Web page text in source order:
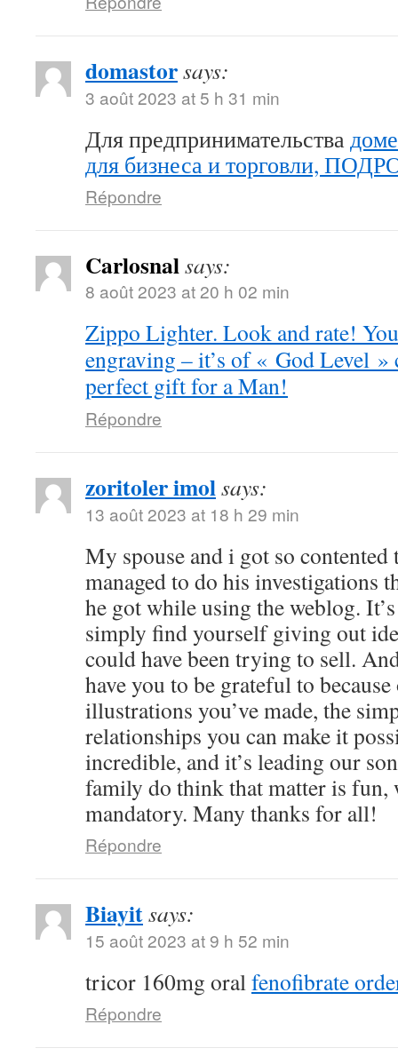
domastorsays:
3 août 2023 at 5 h 31 min
Для предпринимательства
для бизнеса и торговли,
Répondre
Carlosnalsays:
8 août 2023 at 20 h 02 min
Zippo Lighter. Look and rate!
engraving – it’s of « God Level
perfect gift for a Man!
Répondre
zoritoler imolsays:
13 août 2023 at 18 h 29 min
My spouse and i got so contented
managed to do his investigations
he got while using the weblog.
simply find yourself giving out
could have been trying to sell.
have you to be grateful to
illustrations you’ve made, the
relationships you can make it
incredible, and it’s leading our
family do think that matter is
mandatory. Many thanks for all!
Répondre
Biayitsays:
15 août 2023 at 9 h 52 min
tricor 160mg oralfenofibrate
Répondre